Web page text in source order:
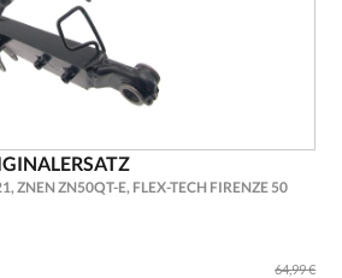
ZNEN ZN50QT-E, FLEX-TECH FIRENZE 50
64,99 €